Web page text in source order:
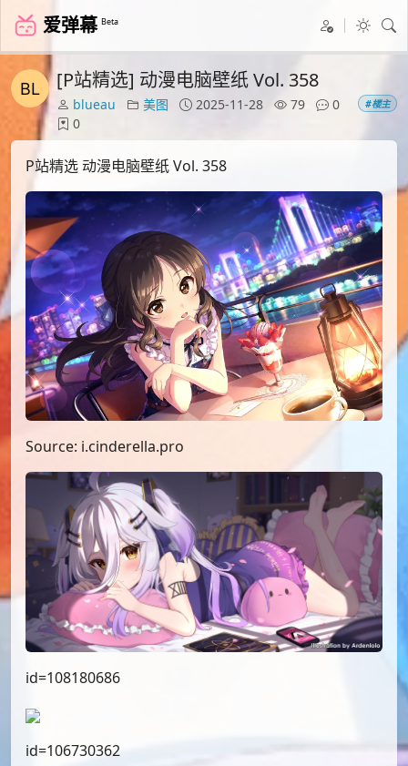
爱弹幕 Beta
[P站精选] 动漫电脑壁纸 Vol. 358
blueau 美图 2025-11-28 79
0
0
#楼主
P站精选 动漫电脑壁纸 Vol. 358
Source: i.cinderella.pro
id=108180686
id=106730362